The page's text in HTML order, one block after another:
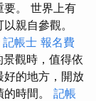
要。 世界上有
親自參觀。
記帳士 報名費
觀時，值得依
好的地方，開放
時間。 記帳